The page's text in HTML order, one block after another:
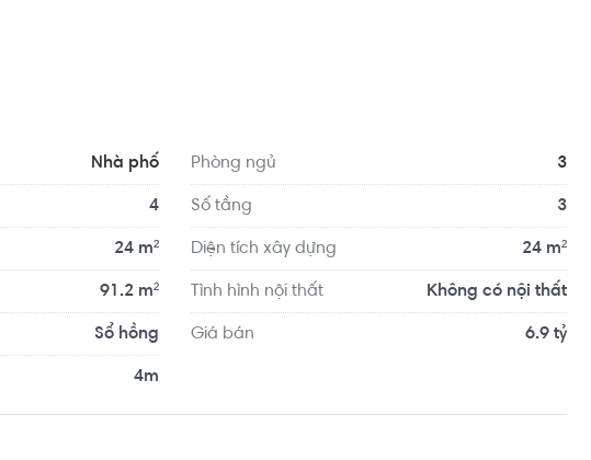
Mầm non Úc Châu khoảng 9.5km, cách Trường Mầm non Sakura
trí.
Nhà phố Phòng ngủ 3
4 Số tầng 3
24 m² Diện tích xây dựng 24 m²
91.2 m² Tình hình nội thất Không có nội thất
Sổ hồng Giá bán 6.9 tỷ
4m